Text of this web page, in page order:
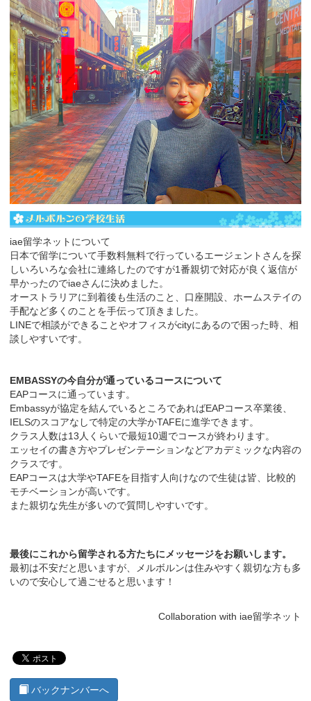
iae留学ネットについて
日本で留学について手数料無料で行っているエージェントさんを探
しいろいろな会社に連絡したのですが1番親切で対応が良く返信が
早かったのでiaeさんに決めました。
オーストラリアに到着後も生活のこと、口座開設、ホームステイの
手配など多くのことを手伝って頂きました。
LINEで相談ができることやオフィスがcityにあるので困った時、相
談しやすいです。
EMBASSYの今自分が通っているコースについて
EAPコースに通っています。
Embassyが協定を結んでいるところであればEAPコース卒業後、
IELSのスコアなしで特定の大学かTAFEに進学できます。
クラス人数は13人くらいで最短10週でコースが終わります。
エッセイの書き方やプレゼンテーションなどアカデミックな内容の
クラスです。
EAPコースは大学やTAFEを目指す人向けなので生徒は皆、比較的
モチベーションが高いです。
また親切な先生が多いので質問しやすいです。
最後にこれから留学される方たちにメッセージをお願いします。
最初は不安だと思いますが、メルボルンは住みやすく親切な方も多
いので安心して過ごせると思います！
Collaboration with iae留学ネット
バックナンバーへ